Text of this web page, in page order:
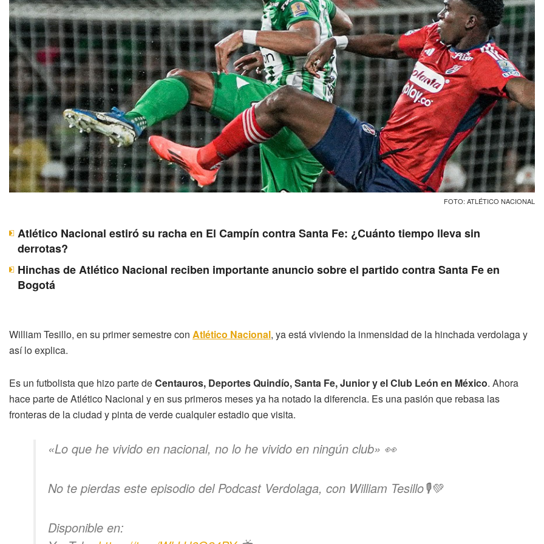
FOTO: ATLÉTICO NACIONAL
Atlético Nacional estiró su racha en El Campín contra Santa Fe: ¿Cuánto tiempo lleva sin
derrotas?
Hinchas de Atlético Nacional reciben importante anuncio sobre el partido contra Santa Fe en
Bogotá
William Tesillo, en su primer semestre con Atlético Nacional, ya está viviendo la inmensidad de la hinchada verdolaga y
así lo explica.
Es un futbolista que hizo parte deCentauros, Deportes Quindío, Santa Fe, Junior y el Club León en México. Ahora
hace parte de Atlético Nacional y en sus primeros meses ya ha notado la diferencia. Es una pasión que rebasa las
fronteras de la ciudad y pinta de verde cualquier estadio que visita.
«Lo que he vivido en nacional, no lo he vivido en ningún club» 👀
No te pierdas este episodio del Podcast Verdolaga, con William Tesillo🎙️💚
Disponible en: